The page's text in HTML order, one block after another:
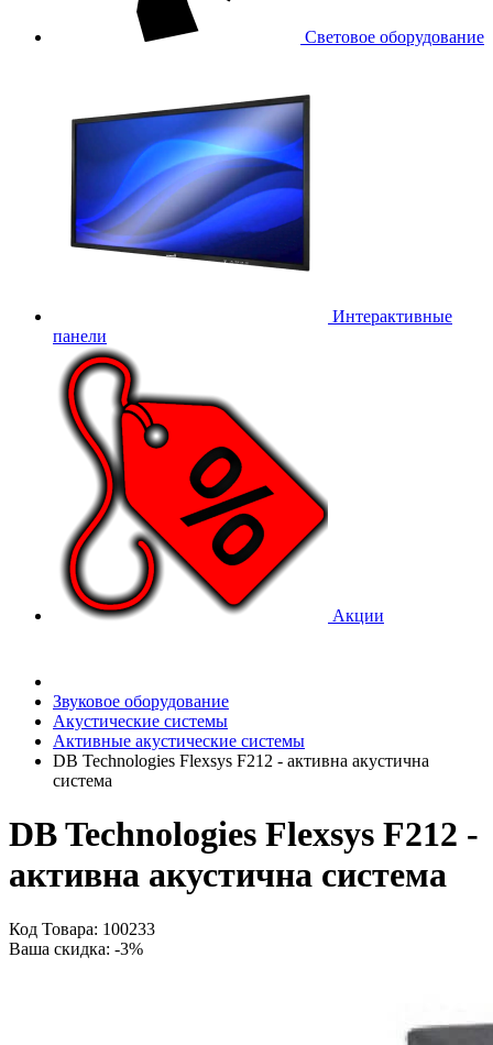
Световое оборудование
Интерактивные
панели
Акции
Звуковое оборудование
Акустические системы
Активные акустические системы
DB Technologies Flexsys F212 - активна акустична
система
DB Technologies Flexsys F212 -
активна акустична система
Код Товара: 100233
Ваша скидка: -3%